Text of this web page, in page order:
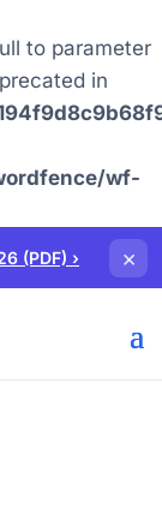
to parameter
in
wf-
(PDF)› ×